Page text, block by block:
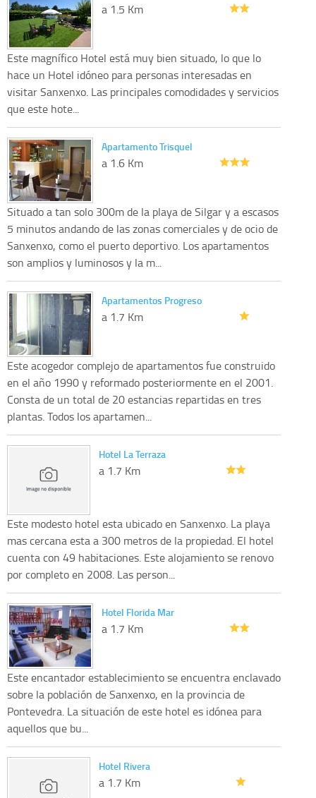
a 1.5 Km
Este magnífico Hotel está muy bien situado, lo que lo
hace un Hotel idóneo para personas interesadas en
visitar Sanxenxo. Las principales comodidades y servicios
que este hote...
Apartamento Trisquel
a 1.6 Km
Situado a tan solo 300m de la playa de Silgar y a escasos
5 minutos andando de las zonas comerciales y de ocio de
Sanxenxo, como el puerto deportivo. Los apartamentos
son amplios y luminosos y la m...
Apartamentos Progreso
a 1.7 Km
Este acogedor complejo de apartamentos fue construido
en el año 1990 y reformado posteriormente en el 2001.
Consta de un total de 20 estancias repartidas en tres
plantas. Todos los apartamen...
Hotel La Terraza
a 1.7 Km
Este modesto hotel esta ubicado en Sanxenxo. La playa
mas cercana esta a 300 metros de la propiedad. El hotel
cuenta con 49 habitaciones. Este alojamiento se renovo
por completo en 2008. Las person...
Hotel Florida Mar
a 1.7 Km
Este encantador establecimiento se encuentra enclavado
sobre la población de Sanxenxo, en la provincia de
Pontevedra. La situación de este hotel es idónea para
aquellos que bu...
Hotel Rivera
a 1.7 Km